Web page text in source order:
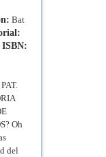
Bat
ISBN:
Oh
del